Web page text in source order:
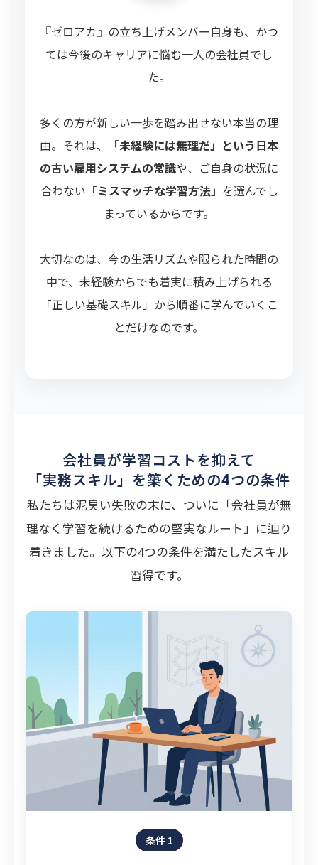
『ゼロアカ』の立ち上げメンバー自身も、かつ
ては今後のキャリアに悩む一人の会社員でし
た。
多くの方が新しい一歩を踏み出せない本当の理
由。それは、
「未経験には無理だ」という日本
の古い雇用システムの常識や、ご自身の状況に
合わない 「ミスマッチな学習方法」 を選んでし
まっているからです。
大切なのは、今の生活リズムや限られた時間の
中で、未経験からでも着実に積み上げられる
「正しい基礎スキル」から順番に学んでいくこ
とだけなのです。
会社員が学習コストを抑えて
「実務スキル」を築くための4つの条件
私たちは泥臭い失敗の末に、ついに「会社員が無
理なく学習を続けるための堅実なルート」に辿り
着きました。以下の4つの条件を満たしたスキル
習得です。
条件 1